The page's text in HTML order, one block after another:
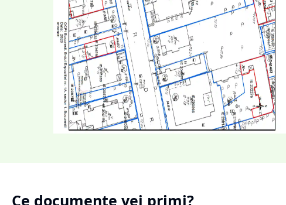
Ce documente vei primi?